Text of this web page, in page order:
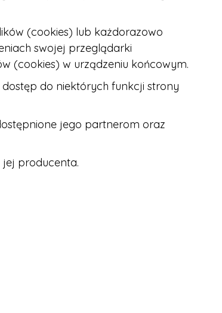
(cookies) lub każdorazowo
swojej przeglądarki
(cookies) w urządzeniu końcowym.
do niektórych funkcji strony
jego partnerom oraz
producenta.